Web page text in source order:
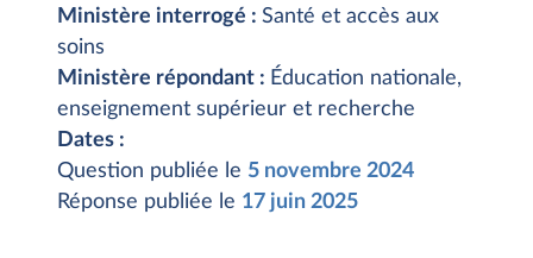
Ministère interrogé : Santé et accès aux
soins
Ministère répondant : Éducation nationale,
enseignement supérieur et recherche
Dates :
Question publiée le 5 novembre 2024
Réponse publiée le 17 juin 2025